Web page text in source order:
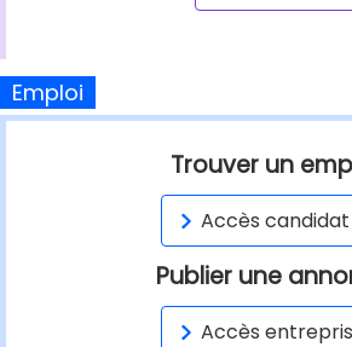
Emploi
Trouver un
Accès candidat
Publier une
Accès